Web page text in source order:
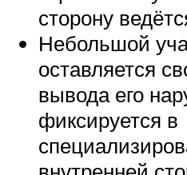
сторону
Небольшой
оставляется
вывода его
фиксируется в